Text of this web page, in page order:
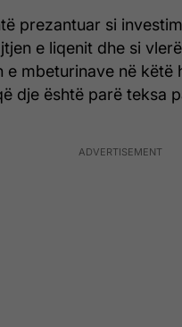
prezantuar si
e liqenit dhe si
e mbeturinave në këtë
dje është parë teksa